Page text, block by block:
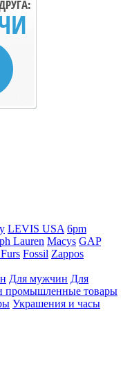
LEVIS USA 6pm
Lauren Macys GAP
Fossil Zappos
Для мужчин Для
промышленные товары
Украшения и часы